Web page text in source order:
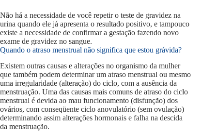
Não há a necessidade de você repetir o teste de gravidez na
urina quando ele já apresenta o resultado positivo, e tampouco
existe a necessidade de confirmar a gestação fazendo novo
exame de gravidez no sangue.
Quando o atraso menstrual não significa que estou grávida?
Existem outras causas e alterações no organismo da mulher
que também podem determinar um atraso menstrual ou mesmo
uma irregularidade (alteração) do ciclo, com a ausência da
menstruação. Uma das causas mais comuns de atraso do ciclo
menstrual é devida ao mau funcionamento (disfunção) dos
ovários, com conseqüente ciclo anovulatório (sem ovulação)
determinando assim alterações hormonais e falha na descida
da menstruação.